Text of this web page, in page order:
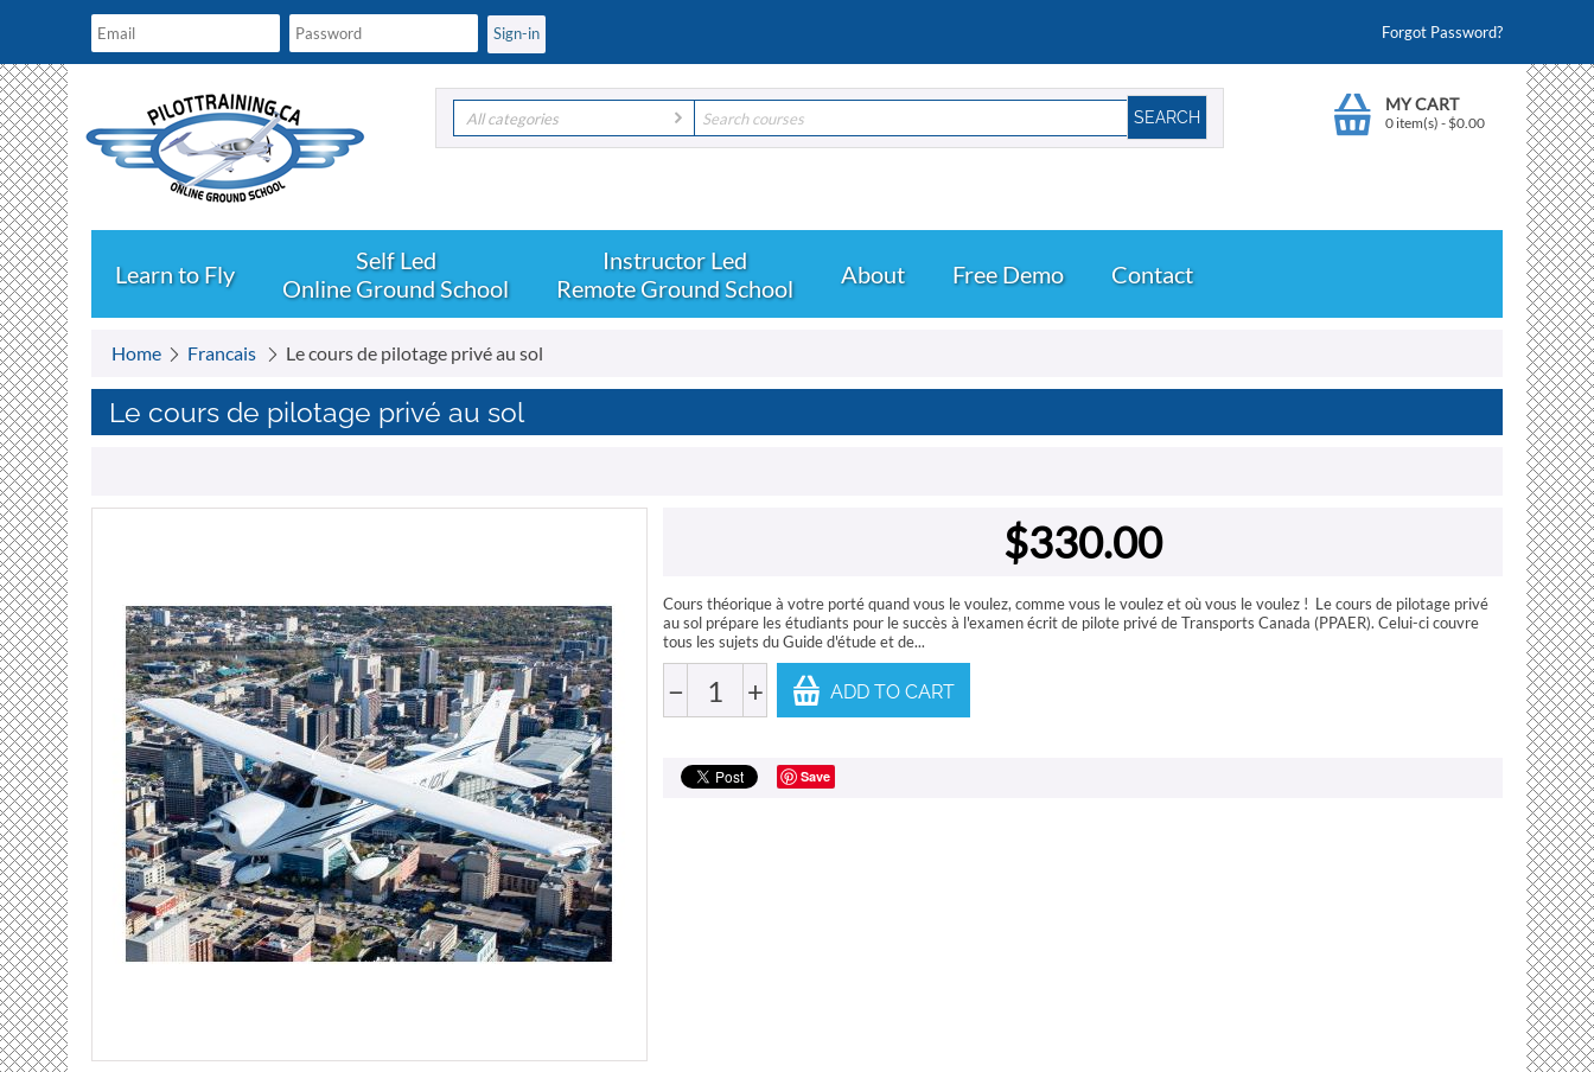
Forgot Password?
All categories
MY CART
0 item(s) - $0.00
Learn to Fly Online Ground School Remote Ground School About Free Demo Contact
Home Francais Le cours de pilotage privé au sol
Le cours de pilotage privé au sol
$330.00
Cours théorique à votre porté quand vous le voulez, comme vous le voulez et où vous le voulez ! Le cours de pilotage privé
au sol prépare les étudiants pour le succès à l'examen écrit de pilote privé de Transports Canada (PPAER). Celui-ci couvre
tous les sujets du Guide d'étude et de...
− + ADD TO CART
Save